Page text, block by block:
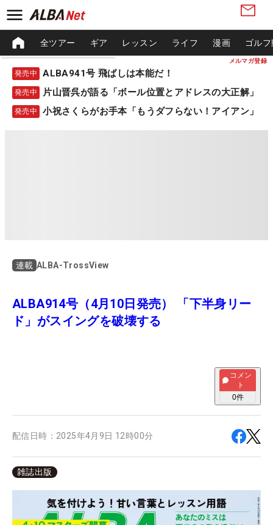
メルマガ登録
全ツアー ギア レッスン ライフ 漫画 ゴル
発売中 ALBA941号 飛ばしは本能だ！
発売中 片山晋呉が語る「ボール位置とアドレスの大正解」
発売中 小祝さくらがお手本「もうダフらない！アイアン」
連載 ALBA-TrossView
ALBA914号（4月10日発売） 「下半身リー
ド」がスイングを破壊する
コメン
ト
0件
配信日時： 2025年4月9日 12時00分
雑誌出版